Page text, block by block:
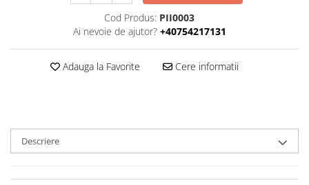
Cod Produs: PII0003
Ai nevoie de ajutor? +40754217131
Adauga la Favorite Cere informatii
Descriere